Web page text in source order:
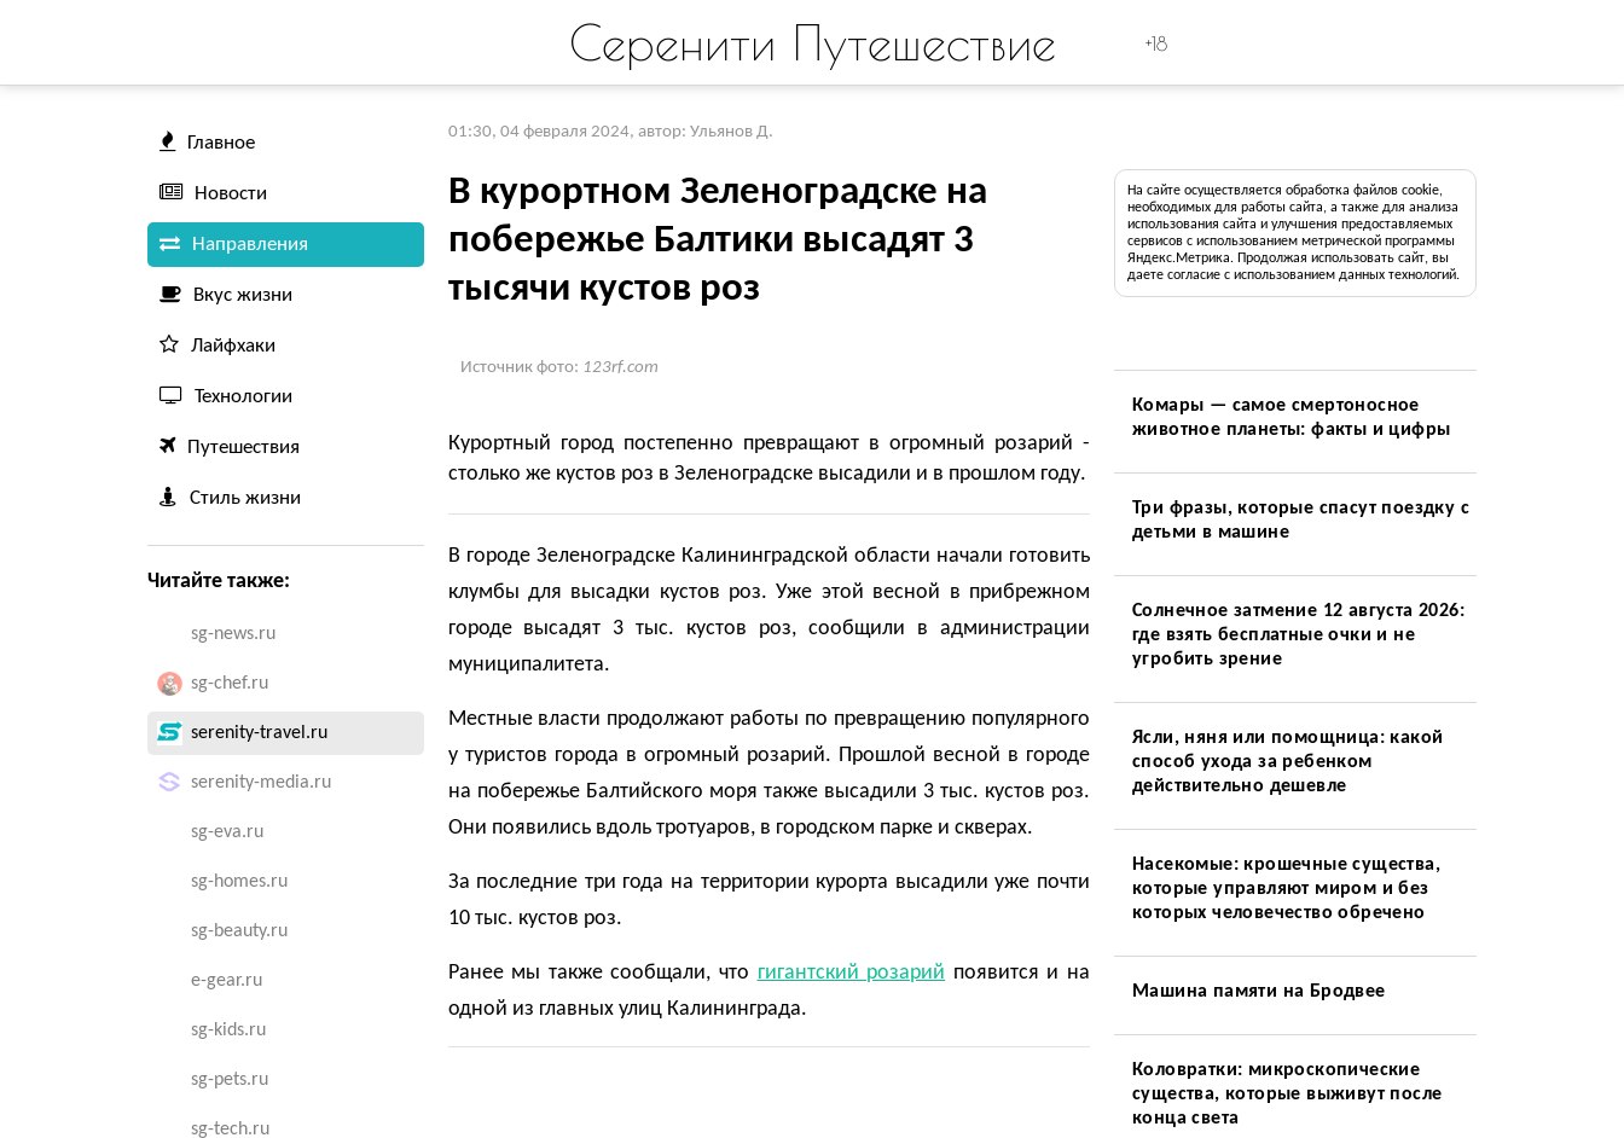
Серенити Путешествие +18
Главное
Новости
Направления
Вкус жизни
Лайфхаки
Технологии
Путешествия
Стиль жизни
Читайте также:
sg-news.ru
sg-chef.ru
serenity-travel.ru
serenity-media.ru
sg-eva.ru
sg-homes.ru
sg-beauty.ru
e-gear.ru
sg-kids.ru
sg-pets.ru
sg-tech.ru
01:30, 04 февраля 2024, автор: Ульянов Д.
В курортном Зеленоградске на
побережье Балтики высадят 3
тысячи кустов роз
Источник фото: 123rf.com
Курортный город постепенно превращают в огромный розарий -
столько же кустов роз в Зеленоградске высадили и в прошлом году.
В городе Зеленоградске Калининградской области начали готовить
клумбы для высадки кустов роз. Уже этой весной в прибрежном
городе высадят 3 тыс. кустов роз, сообщили в администрации
муниципалитета.
Местные власти продолжают работы по превращению популярного
у туристов города в огромный розарий. Прошлой весной в городе
на побережье Балтийского моря также высадили 3 тыс. кустов роз.
Они появились вдоль тротуаров, в городском парке и скверах.
За последние три года на территории курорта высадили уже почти
10 тыс. кустов роз.
Ранее мы также сообщали, что гигантский розарий появится и на
одной из главных улиц Калининграда.
На сайте осуществляется обработка файлов cookie,
необходимых для работы сайта, а также для анализа
использования сайта и улучшения предоставляемых
сервисов с использованием метрической программы
Яндекс.Метрика. Продолжая использовать сайт, вы
даете согласие с использованием данных технологий.
Комары — самое смертоносное
животное планеты: факты и цифры
Три фразы, которые спасут поездку с
детьми в машине
Солнечное затмение 12 августа 2026:
где взять бесплатные очки и не
угробить зрение
Ясли, няня или помощница: какой
способ ухода за ребенком
действительно дешевле
Насекомые: крошечные существа,
которые управляют миром и без
которых человечество обречено
Машина памяти на Бродвее
Коловратки: микроскопические
существа, которые выживут после
конца света